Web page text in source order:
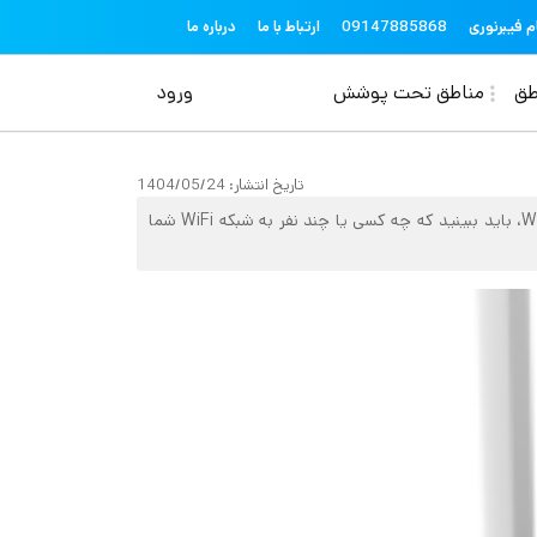
topheader
درباره ما ارتباط با ما 09147885868 فیبرنوری
مناطق تحت پوشش منوی حساب کاربری
ورود
تاریخ انتشار: 1404/05/24
شاید به تازگی متوجه شده‌اید که وای فای شما کندتر از حد معمول کار می‌کند. قبل از بررسی چگونگی تقویت سیگنال و بهبود عملکرد WiFi، باید ببینید که چه کسی یا چند نفر به شبکه WiFi شما